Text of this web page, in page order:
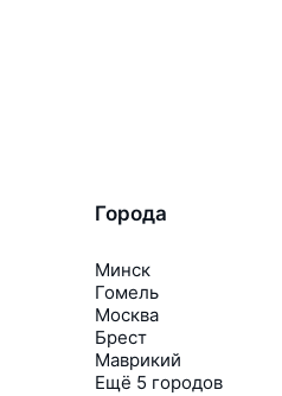
Города
Минск
Гомель
Москва
Брест
Маврикий
Ещё 5 городов